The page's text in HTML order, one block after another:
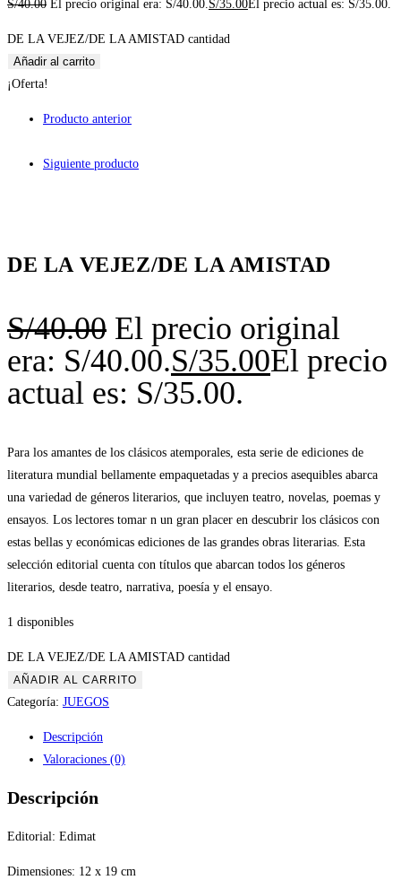
S/40.00 El precio original era: S/40.00. S/35.00El precio actual es: S/35.00.
DE LA VEJEZ/DE LA AMISTAD cantidad
Añadir al carrito
¡Oferta!
Producto anterior
Siguiente producto
DE LA VEJEZ/DE LA AMISTAD
S/40.00 El precio original
era: S/40.00.S/35.00El precio
actual es: S/35.00.
Para los amantes de los clásicos atemporales, esta serie de ediciones de
literatura mundial bellamente empaquetadas y a precios asequibles abarca
una variedad de géneros literarios, que incluyen teatro, novelas, poemas y
ensayos. Los lectores tomar n un gran placer en descubrir los clásicos con
estas bellas y económicas ediciones de las grandes obras literarias. Esta
selección editorial cuenta con títulos que abarcan todos los géneros
literarios, desde teatro, narrativa, poesía y el ensayo.
1 disponibles
DE LA VEJEZ/DE LA AMISTAD cantidad
AÑADIR AL CARRITO
Categoría: JUEGOS
Descripción
Valoraciones (0)
Descripción
Editorial: Edimat
Dimensiones: 12 x 19 cm